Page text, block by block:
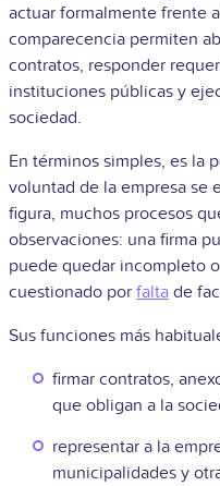
actuar formalmente frente
comparecencia permiten
contratos, responder
instituciones públicas y
sociedad.
En términos simples, es la
voluntad de la empresa se
figura, muchos procesos
observaciones: una firma
puede quedar incompleto
cuestionado por falta de
Sus funciones más
firmar contratos,
que obligan a la
representar a la
municipalidades y